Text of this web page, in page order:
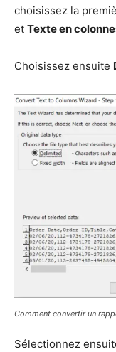
choisissez la
et Texte en
Choisissez ensuite
Comment convertir un
Sélectionnez